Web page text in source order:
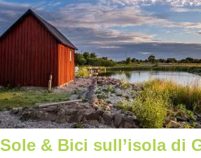
Sole & Bici sull’isola di